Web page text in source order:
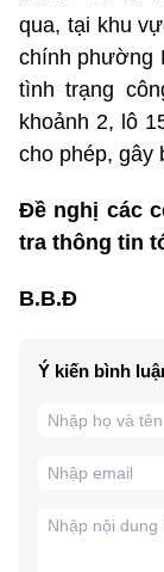
qua, tại khu
chính phường
tình trạng
khoảnh 2, lô
cho phép,
Đề nghị các
tra thông tin
B.B.Đ
Ý kiến bình